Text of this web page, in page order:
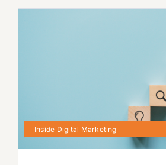
Inside Digital Marketing